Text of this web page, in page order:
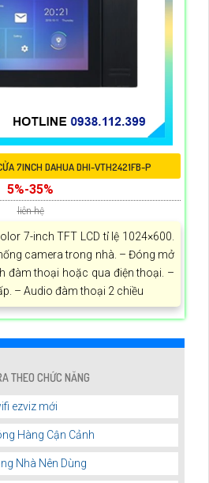
7INCH DAHUA DHI-VTH2421FB-P
5%-35%
liên hệ
7-inch TFT LCD tỉ lệ 1024×600.
camera trong nhà. – Đóng mở
đàm thoại hoặc qua điện thoại. –
– Audio đàm thoại 2 chiều
THEO CHỨC NĂNG
ezviz mới
Hàng Cận Cảnh
Nhà Nên Dùng